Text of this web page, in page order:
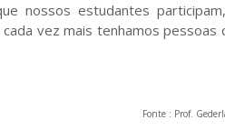
nossos estudantes
vez mais tenhamos pessoas
Fonte : Prof.